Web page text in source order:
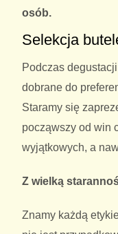
osób.
Selekcja
Podczas
dobrane do
Staramy się
począwszy od win
wyjątkowych, a
Z wielką
Znamy każdą